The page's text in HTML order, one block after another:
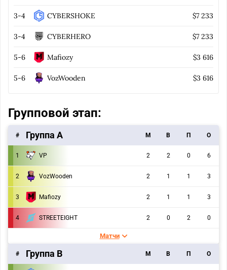
3-4 CYBERSHOKE $7 233
3-4 CYBERHERO $7 233
5-6 Mafiozy $3 616
5-6 VozWooden $3 616
Групповой этап:
# Группа A M В П О
1 VP 2 2 0 6
2 VozWooden 2 1 1 3
3 Mafiozy 2 1 1 3
4 STREETEIGHT 2 0 2 0
Матчи
# Группа B M В П О